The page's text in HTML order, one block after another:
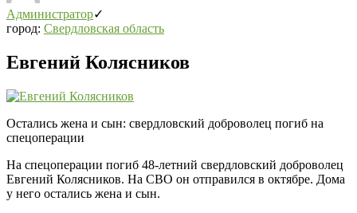
Администратор
город: Свердловская область
Евгений Колясников
Остались жена и сын: свердловский доброволец погиб на
спецоперации
На спецоперации погиб 48-летний свердловский доброволец
Евгений Колясников. На СВО он отправился в октябре. Дома
у него остались жена и сын.